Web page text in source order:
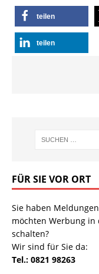
teilen
teilen
FÜR SIE VOR ORT
Sie haben
möchten Werbung in
schalten?
Wir sind für Sie da:
Tel.: 0821 98263